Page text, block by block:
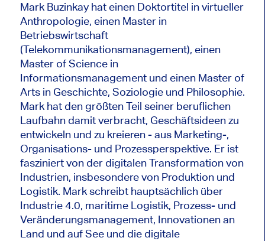
Mark Buzinkay hat einen Doktortitel in virtueller
Anthropologie, einen Master in
Betriebswirtschaft
(Telekommunikationsmanagement), einen
Master of Science in
Informationsmanagement und einen Master of
Arts in Geschichte, Soziologie und Philosophie.
Mark hat den größten Teil seiner beruflichen
Laufbahn damit verbracht, Geschäftsideen zu
entwickeln und zu kreieren - aus Marketing-,
Organisations- und Prozessperspektive. Er ist
fasziniert von der digitalen Transformation von
Industrien, insbesondere von Produktion und
Logistik. Mark schreibt hauptsächlich über
Industrie 4.0, maritime Logistik, Prozess- und
Veränderungsmanagement, Innovationen an
Land und auf See und die digitale